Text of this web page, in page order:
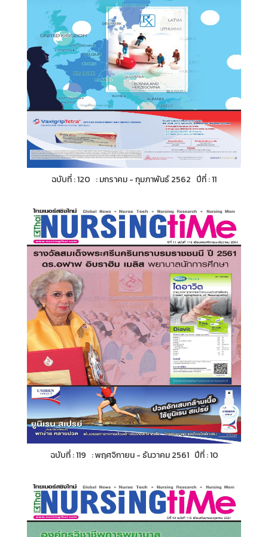
ฉบับที่ : 120 : มกราคม - กุมภาพันธ์ 2562 ปีที่ : 11
ฉบับที่ : 119 : พฤศจิกายน - ธันวาคม 2561 ปีที่ : 10